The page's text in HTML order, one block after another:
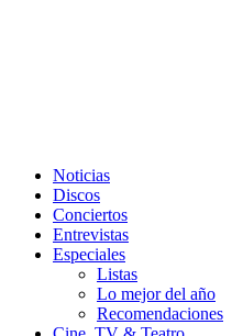
Noticias
Discos
Conciertos
Entrevistas
Especiales
Listas
Lo mejor del año
Recomendaciones